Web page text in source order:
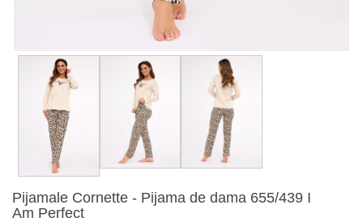
Pijamale Cornette - Pijama de dama 655/439 I
Am Perfect